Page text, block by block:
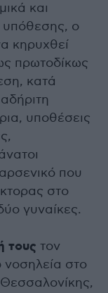
και
υπόθεσης, ο
κηρυχθεί
πρωτοδίκως
κατά
υποθέσεις
που
στο
γυναίκες.
τους τον
στο